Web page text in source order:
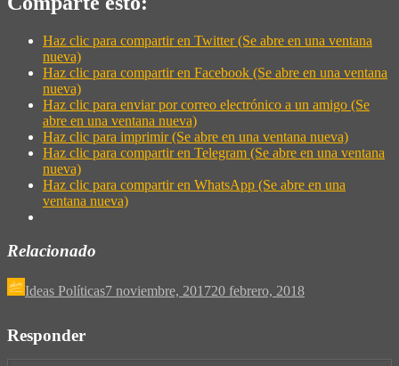
Haz clic para compartir en Twitter (Se abre en una ventana
nueva)
Haz clic para compartir en Facebook (Se abre en una ventana
nueva)
Haz clic para enviar por correo electrónico a un amigo (Se
abre en una ventana nueva)
Haz clic para imprimir (Se abre en una ventana nueva)
Haz clic para compartir en Telegram (Se abre en una ventana
nueva)
Haz clic para compartir en WhatsApp (Se abre en una
ventana nueva)
Relacionado
Ideas Políticas7 noviembre, 201720 febrero, 2018
Responder